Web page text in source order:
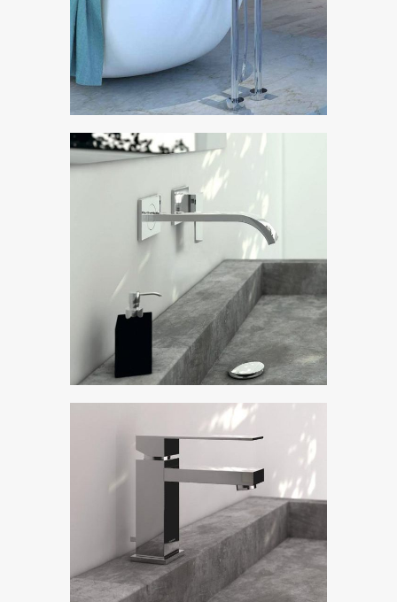
Показать коллекцию
Steinberg 135
Показать коллекцию
Steinberg 160
Показать коллекцию